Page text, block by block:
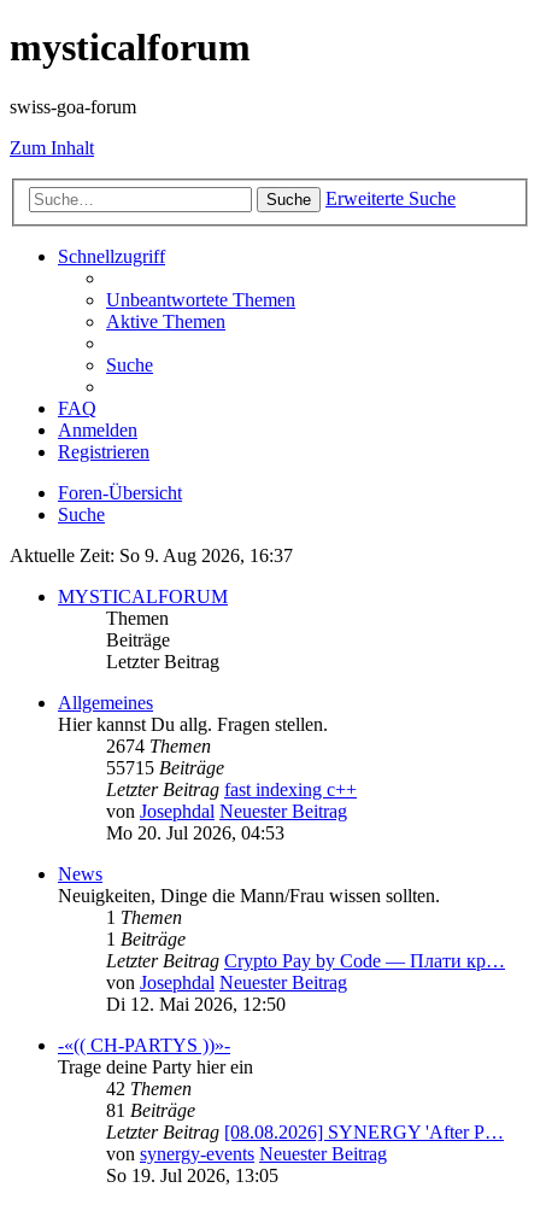
mysticalforum
swiss-goa-forum
Zum Inhalt
Suche Erweiterte Suche
Schnellzugriff
Unbeantwortete Themen
Aktive Themen
Suche
FAQ
Anmelden
Registrieren
Foren-Übersicht
Suche
Aktuelle Zeit: So 9. Aug 2026, 16:37
MYSTICALFORUM
Themen
Beiträge
Letzter Beitrag
Allgemeines
Hier kannst Du allg. Fragen stellen.
2674 Themen
55715 Beiträge
Letzter Beitrag fast indexing c++
von Josephdal Neuester Beitrag
Mo 20. Jul 2026, 04:53
News
Neuigkeiten, Dinge die Mann/Frau wissen sollten.
1 Themen
1 Beiträge
Letzter Beitrag Crypto Pay by Code — Плати кр…
von Josephdal Neuester Beitrag
Di 12. Mai 2026, 12:50
-«(( CH-PARTYS ))»-
Trage deine Party hier ein
42 Themen
81 Beiträge
Letzter Beitrag [08.08.2026] SYNERGY 'After P…
von synergy-events Neuester Beitrag
So 19. Jul 2026, 13:05